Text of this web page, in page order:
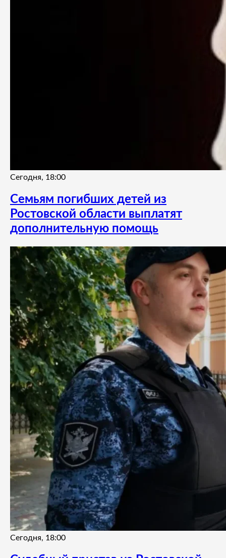
Сегодня, 18:00
Семьям погибших детей из
Ростовской области выплатят
дополнительную помощь
Сегодня, 18:00